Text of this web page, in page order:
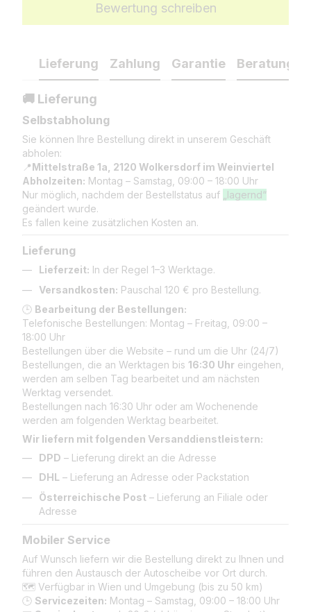
Bewertung schreiben
Lieferung Zahlung Garantie Beratung
🚚 Lieferung
Selbstabholung
Sie können Ihre Bestellung direkt in unserem Geschäft
abholen:
📍Mittelstraße 1a, 2120 Wolkersdorf im Weinviertel
Abholzeiten: Montag – Samstag, 09:00 – 18:00 Uhr
Nur möglich, nachdem der Bestellstatus auf „lagernd“
geändert wurde.
Es fallen keine zusätzlichen Kosten an.
Lieferung
Lieferzeit: In der Regel 1–3 Werktage.
Versandkosten: Pauschal 120 € pro Bestellung.
🕒 Bearbeitung der Bestellungen:
Telefonische Bestellungen: Montag – Freitag, 09:00 –
18:00 Uhr
Bestellungen über die Website – rund um die Uhr (24/7)
Bestellungen, die an Werktagen bis 16:30 Uhr eingehen,
werden am selben Tag bearbeitet und am nächsten
Werktag versendet.
Bestellungen nach 16:30 Uhr oder am Wochenende
werden am folgenden Werktag bearbeitet.
Wir liefern mit folgenden Versanddienstleistern:
DPD – Lieferung direkt an die Adresse
DHL – Lieferung an Adresse oder Packstation
Österreichische Post – Lieferung an Filiale oder
Adresse
Mobiler Service
Auf Wunsch liefern wir die Bestellung direkt zu Ihnen und
führen den Austausch der Autoscheibe vor Ort durch.
🗺️ Verfügbar in Wien und Umgebung (bis zu 50 km)
🕒 Servicezeiten: Montag – Samstag, 09:00 – 18:00 Uhr